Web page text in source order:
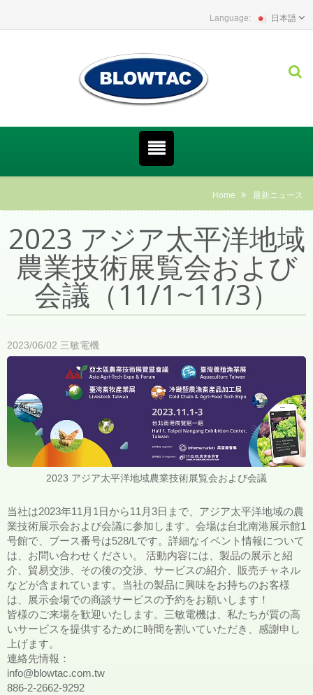
日本語
Home 最新ニュース
2023 アジア太平洋地域
農業技術展覧会および
会議（11/1~11/3）
2023/06/02 三敏電機
2023 アジア太平洋地域農業技術展覧会および会議
当社は2023年11月1日から11月3日まで、アジア太平洋地域の農
業技術展示会および会議に参加します。会場は台北南港展示館1
号館で、ブース番号は528/Lです。詳細なイベント情報について
は、お問い合わせください。 活動内容には、製品の展示と紹
介、貿易交渉、その後の交渉、サービスの紹介、販売チャネル
などが含まれています。当社の製品に興味をお持ちのお客様
は、展示会場での商談サービスの予約をお願いします！
皆様のご来場を歓迎いたします。三敏電機は、私たちが質の高
いサービスを提供するために時間を割いていただき、感謝申し
上げます。
連絡先情報：
info@blowtac.com.tw
886-2-2662-9292